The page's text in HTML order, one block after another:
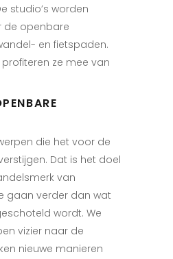
studio’s worden
de openbare
en fietspaden.
ze mee van
die het voor de
Dat is het doel
van
gaan verder dan wat
wordt. We
vizier naar de
nieuwe manieren